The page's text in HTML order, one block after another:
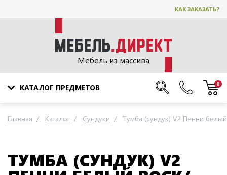
КАК ЗАКАЗАТЬ?
Мебель из массива
КАТАЛОГ ПРЕДМЕТОВ 0
Главная Каталог Сундуки Тумба (сундук) V2 Пенни
ТУМБА (СУНДУК) V2